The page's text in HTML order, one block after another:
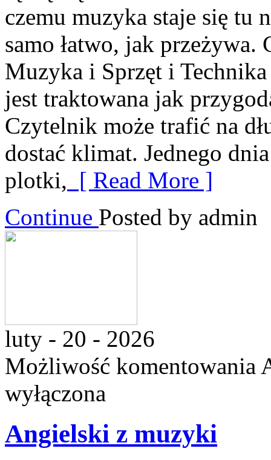
czemu muzyka staje się tu
samo łatwo, jak
Muzyka i Sprzęt i
jest traktowana jak
Czytelnik może trafić na
dostać klimat. Jednego
plotki, [ Read More ]
Continue Posted by admin
luty - 20 - 2026
Możliwość komentowania
wyłączona
Angielski z muzyki